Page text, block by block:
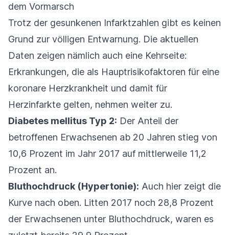
dem Vormarsch
Trotz der gesunkenen Infarktzahlen gibt es keinen
Grund zur völligen Entwarnung. Die aktuellen
Daten zeigen nämlich auch eine Kehrseite:
Erkrankungen, die als Hauptrisikofaktoren für eine
koronare Herzkrankheit und damit für
Herzinfarkte gelten, nehmen weiter zu.
Diabetes mellitus Typ 2: Der Anteil der
betroffenen Erwachsenen ab 20 Jahren stieg von
10,6 Prozent im Jahr 2017 auf mittlerweile 11,2
Prozent an.
Bluthochdruck (Hypertonie): Auch hier zeigt die
Kurve nach oben. Litten 2017 noch 28,8 Prozent
der Erwachsenen unter Bluthochdruck, waren es